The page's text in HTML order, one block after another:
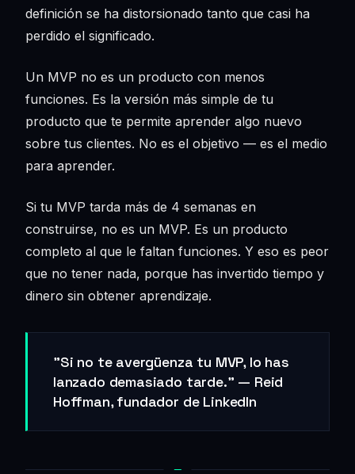
definición se ha distorsionado tanto que casi ha
perdido el significado.
Un MVP no es un producto con menos
funciones. Es la versión más simple de tu
producto que te permite aprender algo nuevo
sobre tus clientes. No es el objetivo — es el medio
para aprender.
Si tu MVP tarda más de 4 semanas en
construirse, no es un MVP. Es un producto
completo al que le faltan funciones. Y eso es peor
que no tener nada, porque has invertido tiempo y
dinero sin obtener aprendizaje.
"Si no te avergüenza tu MVP, lo has
lanzado demasiado tarde." — Reid
Hoffman, fundador de LinkedIn